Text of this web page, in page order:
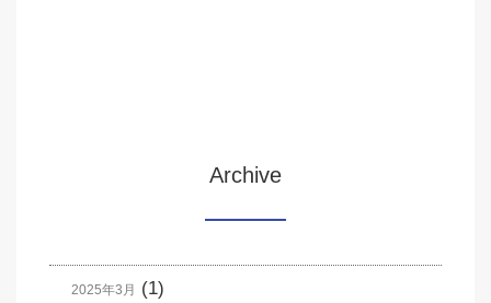
Archive
2025年3月 (1)